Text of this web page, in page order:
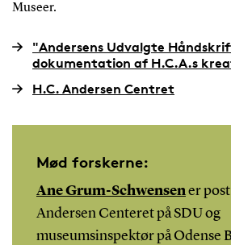
Museer.
"Andersens Udvalgte
dokumentation af H.C.A.s
H.C. Andersen Centret
Mød forskerne:
Ane Grum-Schwensener
Andersen Centeret på SDU og
museumsinspektør på Odense